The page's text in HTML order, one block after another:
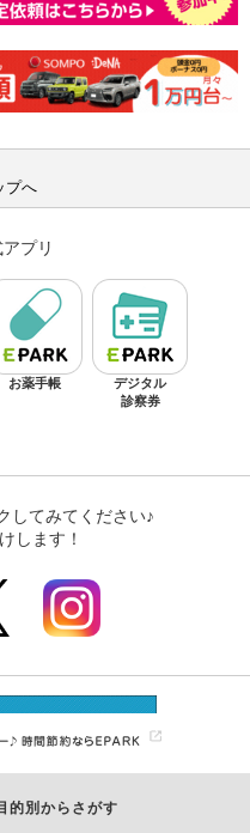
プへ
的別からさがす